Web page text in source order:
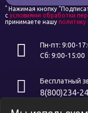
Пн-пт: 9:00-
Сб: 9:00-15:00
Бесплатный
8(800)234-
* Нажимая кнопку
с условиями обработки
принимаете нашу политику